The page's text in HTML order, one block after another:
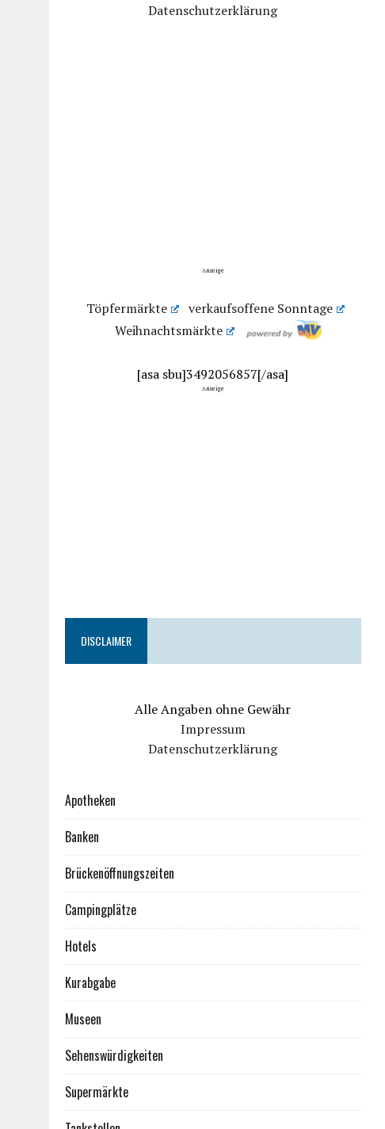
Datenschutzerklärung
Anzeige
Töpfermärkte
verkaufsoffene Sonntage
Weihnachtsmärkte
[asa sbu]3492056857[/asa]
Anzeige
DISCLAIMER
Alle Angaben ohne Gewähr
Impressum
Datenschutzerklärung
Apotheken
Banken
Brückenöffnungszeiten
Campingplätze
Hotels
Kurabgabe
Museen
Sehenswürdigkeiten
Supermärkte